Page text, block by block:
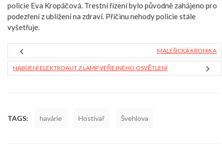
policie Eva Kropáčová. Trestní řízení bylo původně zahájeno pro
podezření z ublížení na zdraví. Příčinu nehody policie stále
vyšetřuje.
MALEŠICKÁ KRONIKA
NABÍJENÍ ELEKTROAUT Z LAMP VEŘEJNÉHO OSVĚTLENÍ
TAGS: havárie Hostivař Švehlova